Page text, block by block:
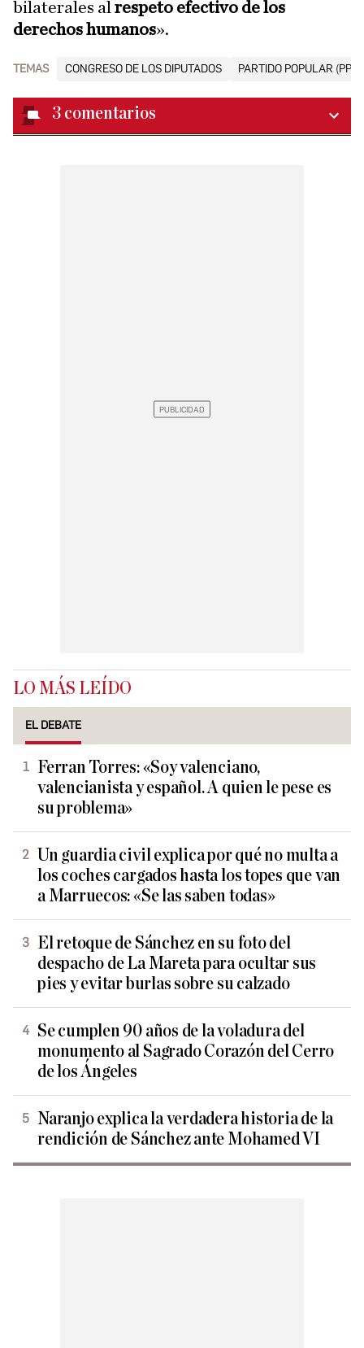
bilaterales al respeto efectivo de los
derechos humanos».
TEMAS CONGRESO DE LOS DIPUTADOS PARTIDO POPULAR (PP)
3 comentarios
LO MÁS LEÍDO
EL DEBATE
Ferran Torres: «Soy valenciano,
valencianista y español. A quien le pese es
su problema»
Un guardia civil explica por qué no multa a
los coches cargados hasta los topes que van
a Marruecos: «Se las saben todas»
El retoque de Sánchez en su foto del
despacho de La Mareta para ocultar sus
pies y evitar burlas sobre su calzado
Se cumplen 90 años de la voladura del
monumento al Sagrado Corazón del Cerro
de los Ángeles
Naranjo explica la verdadera historia de la
rendición de Sánchez ante Mohamed VI